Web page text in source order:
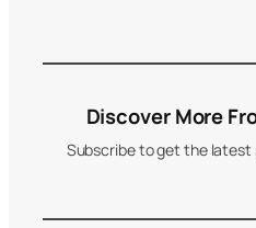
Discover More
Subscribe to get the latest